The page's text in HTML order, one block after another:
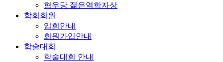
형우당 젊은역학자상
학회회원
입회안내
회원가입안내
학술대회
학술대회 안내